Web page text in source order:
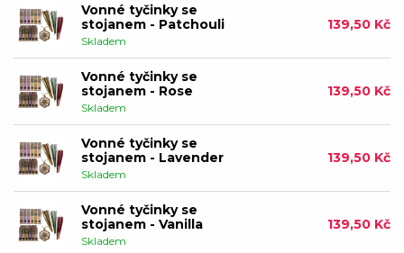
Vonné tyčinky se
stojanem - Patchouli
Skladem
139,50 Kč
Vonné tyčinky se
stojanem - Rose
Skladem
139,50 Kč
Vonné tyčinky se
stojanem - Lavender
Skladem
139,50 Kč
Vonné tyčinky se
stojanem - Vanilla
Skladem
139,50 Kč